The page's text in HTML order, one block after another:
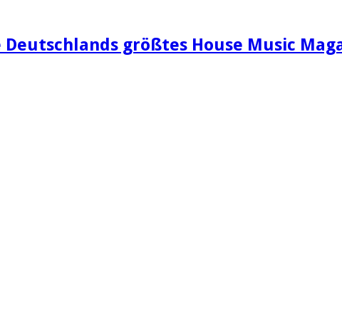
Deutschlands größtes House Music